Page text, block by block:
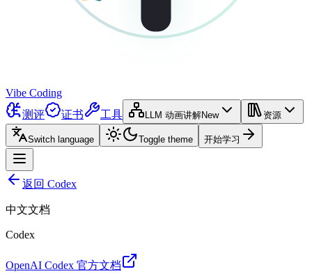
Vibe Coding
测评
证书 工具 LLM 动画讲解New 资源
Switch language Toggle theme 开始学习
返回 Codex
中文文档
Codex
OpenAI Codex 官方文档